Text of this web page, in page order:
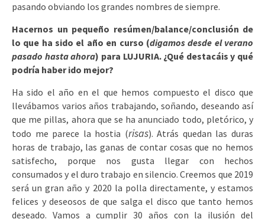
pasando obviando los grandes nombres de siempre.
Hacernos un pequeño resúmen/balance/conclusión de
lo que ha sido el año en curso (digamos desde el verano
pasado hasta ahora) para LUJURIA. ¿Qué destacáis y qué
podría haber ido mejor?
Ha sido el año en el que hemos compuesto el disco que
llevábamos varios años trabajando, soñando, deseando así
que me pillas, ahora que se ha anunciado todo, pletórico, y
todo me parece la hostia (risas). Atrás quedan las duras
horas de trabajo, las ganas de contar cosas que no hemos
satisfecho, porque nos gusta llegar con hechos
consumados y el duro trabajo en silencio. Creemos que 2019
será un gran año y 2020 la polla directamente, y estamos
felices y deseosos de que salga el disco que tanto hemos
deseado. Vamos a cumplir 30 años con la ilusión del